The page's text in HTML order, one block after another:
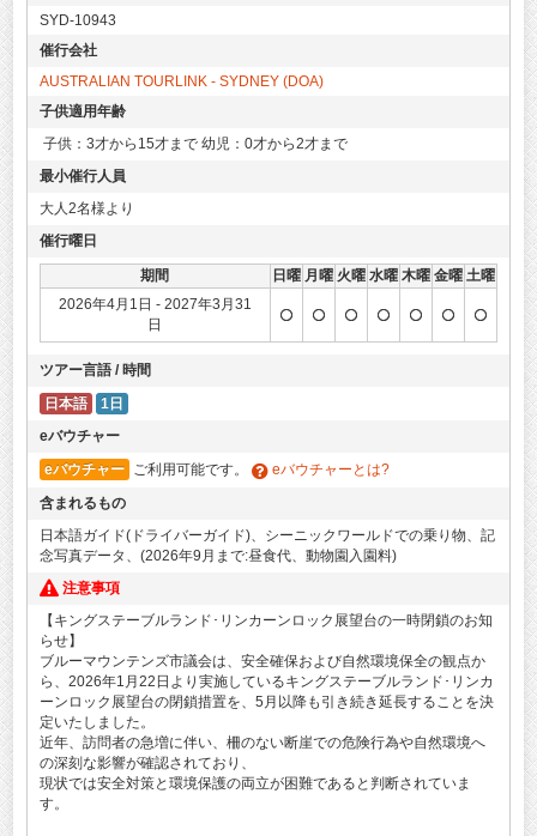
SYD-10943
催行会社
AUSTRALIAN TOURLINK - SYDNEY (DOA)
子供適用年齢
子供：3才から15才まで 幼児：0才から2才まで
最小催行人員
大人2名様より
催行曜日
期間 日曜 月曜 火曜 水曜 木曜 金曜 土曜
2026年4月1日 - 2027年3月31
日
ツアー言語 / 時間
日本語
1日
eバウチャー
eバウチャー ご利用可能です。
eバウチャーとは?
含まれるもの
日本語ガイド(ドライバーガイド)、シーニックワールドでの乗り物、記
念写真データ、(2026年9月まで:昼食代、動物園入園料)
注意事項
【キングステーブルランド･リンカーンロック展望台の一時閉鎖のお知
らせ】
ブルーマウンテンズ市議会は、安全確保および自然環境保全の観点か
ら、2026年1月22日より実施しているキングステーブルランド･リンカ
ーンロック展望台の閉鎖措置を、5月以降も引き続き延長することを決
定いたしました。
近年、訪問者の急増に伴い、柵のない断崖での危険行為や自然環境へ
の深刻な影響が確認されており、
現状では安全対策と環境保護の両立が困難であると判断されていま
す。